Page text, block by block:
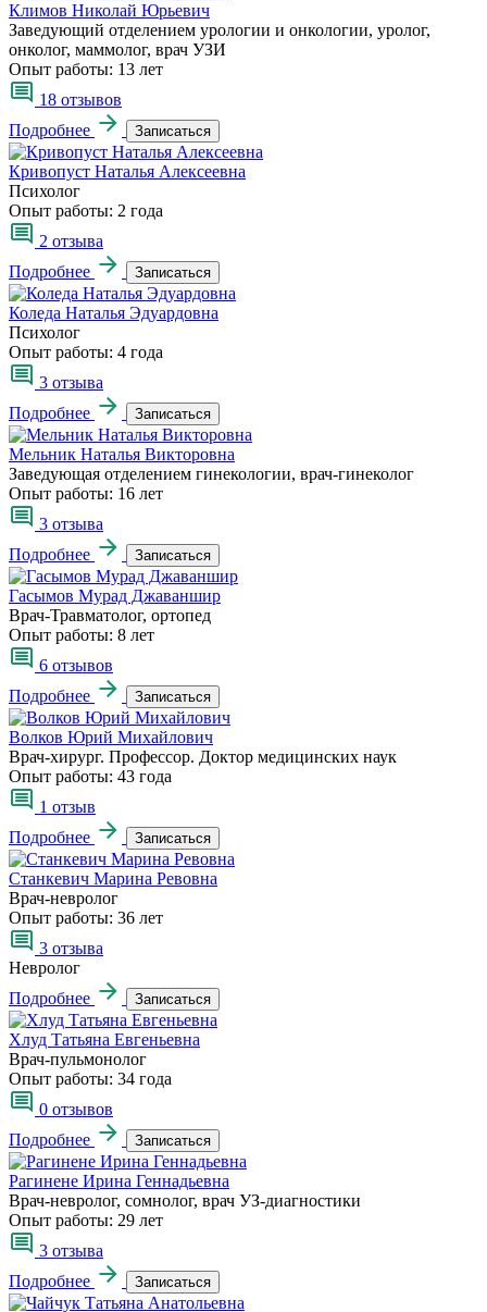
Климов Николай Юрьевич
Заведующий отделением урологии и онкологии, уролог,
онколог, маммолог, врач УЗИ
Опыт работы: 13 лет
18 отзывов
Подробнее
Записаться
Кривопуст Наталья Алексеевна
Психолог
Опыт работы: 2 года
2 отзыва
Подробнее
Записаться
Коледа Наталья Эдуардовна
Психолог
Опыт работы: 4 года
3 отзыва
Подробнее
Записаться
Мельник Наталья Викторовна
Заведующая отделением гинекологии, врач-гинеколог
Опыт работы: 16 лет
3 отзыва
Подробнее
Записаться
Гасымов Мурад Джаваншир
Врач-Травматолог, ортопед
Опыт работы: 8 лет
6 отзывов
Подробнее
Записаться
Волков Юрий Михайлович
Врач-хирург. Профессор. Доктор медицинских наук
Опыт работы: 43 года
1 отзыв
Подробнее
Записаться
Станкевич Марина Ревовна
Врач-невролог
Опыт работы: 36 лет
3 отзыва
Невролог
Подробнее
Записаться
Хлуд Татьяна Евгеньевна
Врач-пульмонолог
Опыт работы: 34 года
0 отзывов
Подробнее
Записаться
Рагинене Ирина Геннадьевна
Врач-невролог, сомнолог, врач УЗ-диагностики
Опыт работы: 29 лет
3 отзыва
Подробнее
Записаться